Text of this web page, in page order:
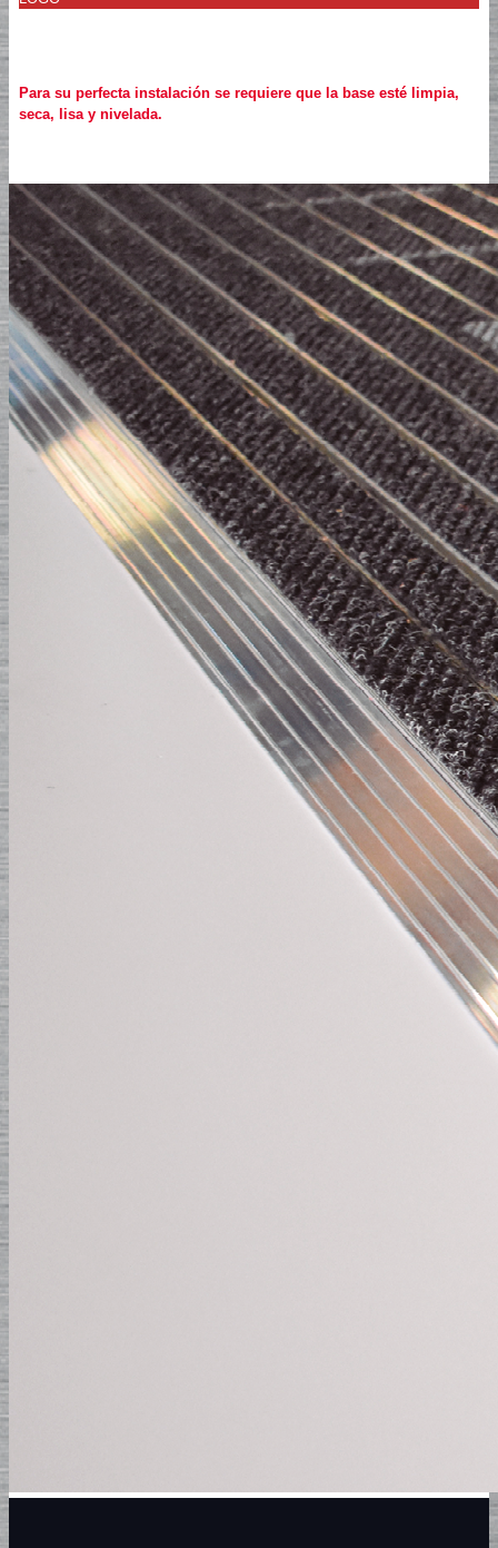
Para su perfecta instalación se requiere que la base esté limpia,
seca, lisa y nivelada.